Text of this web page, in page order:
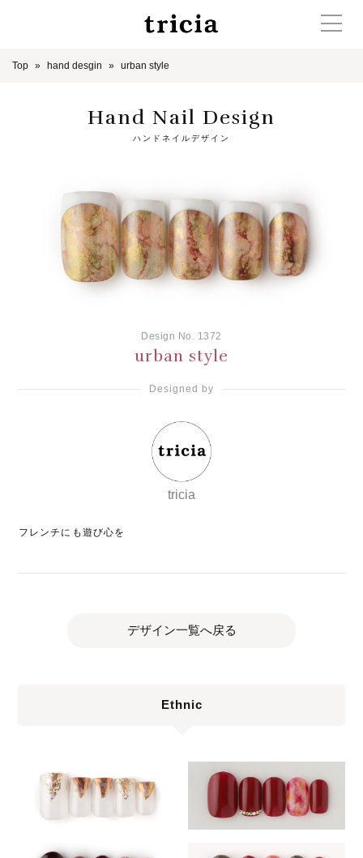
Top hand desgin urban style
Hand Nail Design
ハンドネイルデザイン
Design No. 1372
urban style
Designed by
tricia
フレンチにも遊び心を
デザイン一覧へ戻る
Ethnic